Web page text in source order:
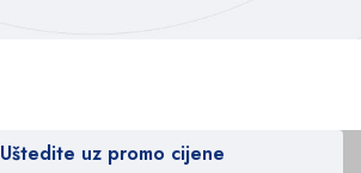
Uštedite uz promo cijene